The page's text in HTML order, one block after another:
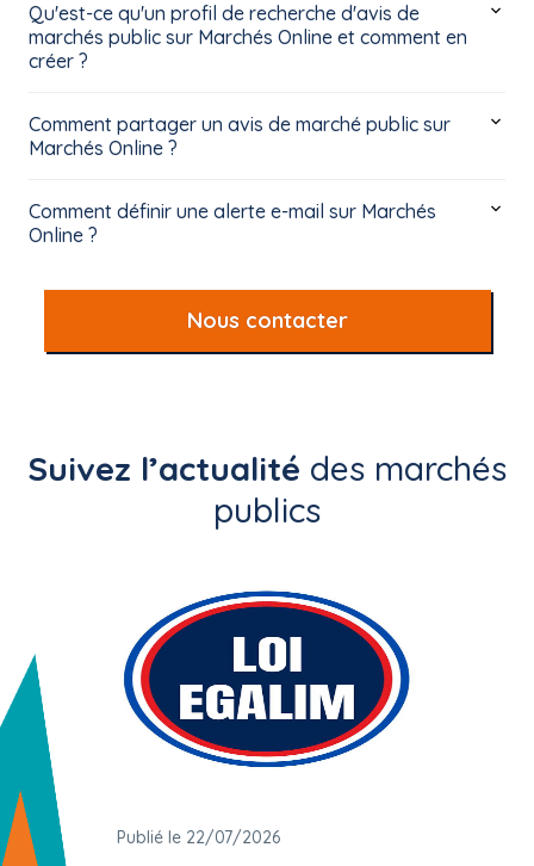
Qu'est-ce qu'un profil de recherche d'avis de
marchés public sur Marchés Online et comment en
créer ?
Comment partager un avis de marché public sur
Marchés Online ?
Comment définir une alerte e-mail sur Marchés
Online ?
Nous contacter
Suivez l’actualité des marchés
publics
Publié le 22/07/2026